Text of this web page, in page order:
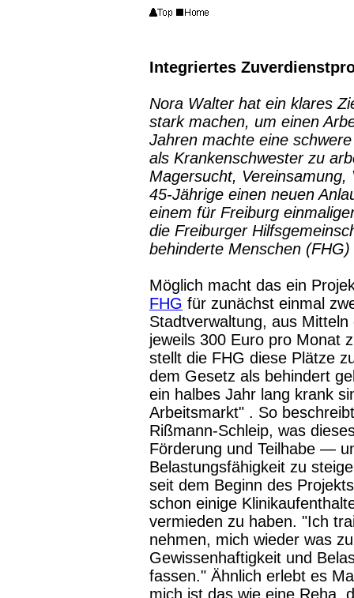
Integriertes
Nora Walter hat ein klares
stark machen, um einen
Jahren machte eine
als Krankenschwester zu
Magersucht,
45-Jährige einen neuen
einem für Freiburg
die Freiburger
behinderte Menschen
Möglich macht das ein
FHG für zunächst einmal
Stadtverwaltung, aus
jeweils 300 Euro pro Monat
stellt die FHG diese Plätze
dem Gesetz als behindert
ein halbes Jahr lang krank
Arbeitsmarkt" . So
Rißmann-Schleip, was
Förderung und Teilhabe —
Belastungsfähigkeit zu
seit dem Beginn des
schon einige
vermieden zu haben. "Ich
nehmen, mich wieder was
Gewissenhaftigkeit und
fassen." Ähnlich erlebt es
mich ist das wie eine Reha,